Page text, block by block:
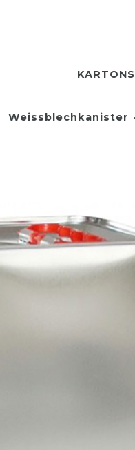
KARTONS
Weissblechkanister